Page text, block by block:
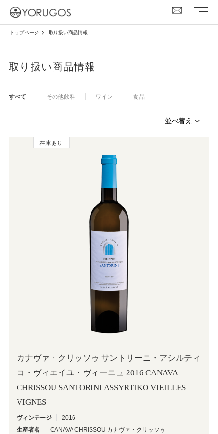
トップページ 取り扱い商品情報
取り扱い商品情報
すべて その他飲料 ワイン 食品
在庫あり
カナヴァ・クリッソゥ サントリーニ・アシルティ
コ・ヴィエイユ・ヴィーニュ 2016 CANAVA
CHRISSOU SANTORINI ASSYRTIKO VIEILLES
VIGNES
ヴィンテージ
2016
生産者名
CANAVA CHRISSOU カナヴァ・クリッソゥ